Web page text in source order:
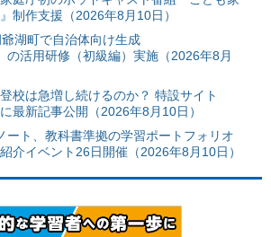
制作支援（2026年8月10日）
湖町で自治体向け生成
の活用研修（初級編）実施（2026年8月
校は急増し続けるのか？ 特設サイト
最新記事公開（2026年8月10日）
ート、教科書準拠の学習ポートフォリオ
介イベント26日開催（2026年8月10日）